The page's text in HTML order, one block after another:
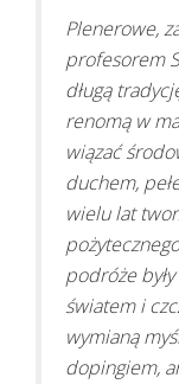
Plenerowe,
profesorem
długą
renomą w
wiązać
duchem,
wielu lat
podróże
światem i
wymianą
dopingiem,